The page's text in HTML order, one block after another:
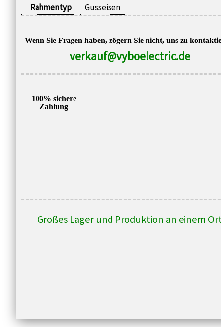
Rahmentyp
Gusseisen
Wenn Sie Fragen haben, zögern Sie nicht, uns zu
verkauf@vyboelectric.de
100% sichere
Zahlung
Großes Lager und Produktion an einem